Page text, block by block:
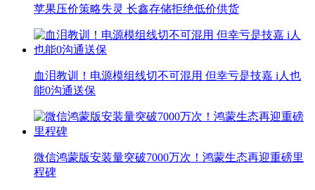
苹果压价策略失灵 长鑫存储拒绝低价供货
血泪教训！电源模组线切不可混用 但幸亏是技嘉 i人也
能0沟通送保
微信鸿蒙版安装量突破7000万次！鸿蒙生态再迎重磅里
程碑